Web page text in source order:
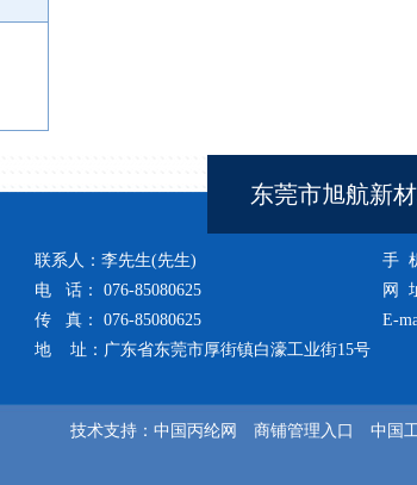
东莞市旭航新
联系人：李先生(先生)
手
电 话： 076-85080625
网
传 真： 076-85080625
E-
地 址：广东省东莞市厚街镇白濠工业街15号
技术支持： 中国丙纶网 商铺管理入口 中国